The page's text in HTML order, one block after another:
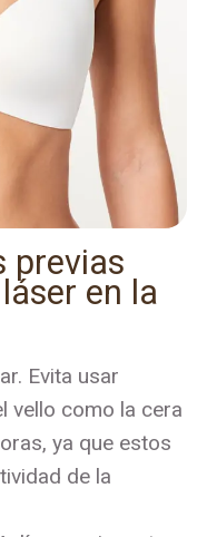
previas
en la
Evita usar
vello como la cera
ya que estos
de la